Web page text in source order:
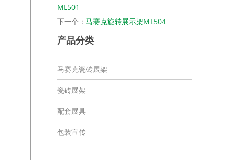
ML501
下一个： 马赛克旋转展示架ML504
产品分类
马赛克瓷砖展架
瓷砖展架
配套展具
包装宣传